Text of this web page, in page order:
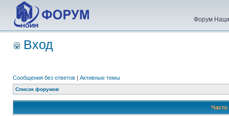
Форум
Вход
Сообщения без ответов | Активные темы
Список форумов